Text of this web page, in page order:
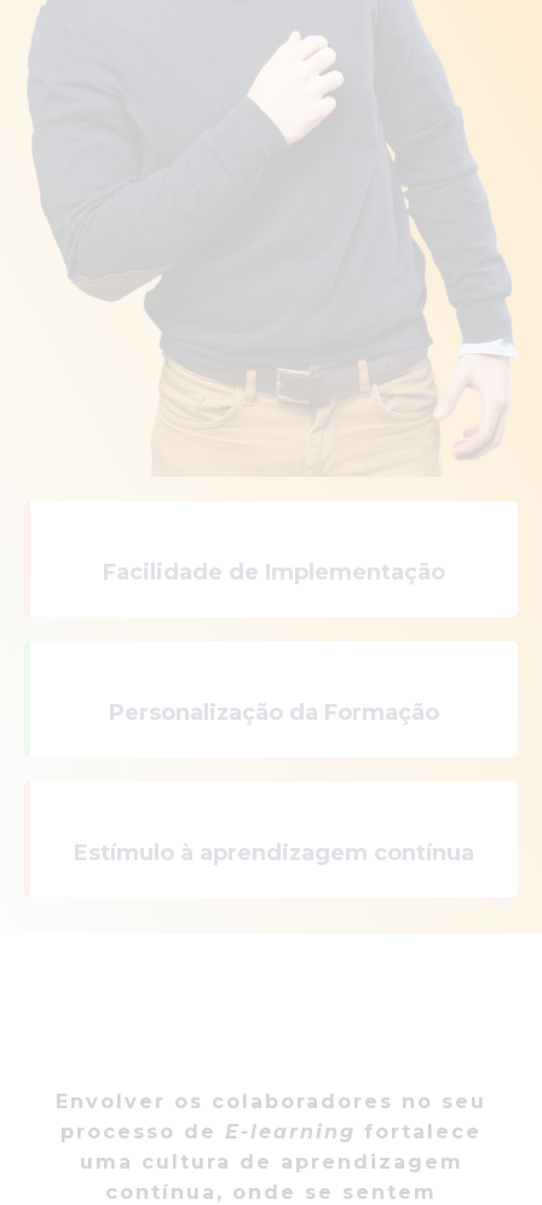
Facilidade de Implementação
Personalização da Formação
Estímulo à aprendizagem contínua
Envolver os colaboradores no seu
processo de E-learning fortalece
uma cultura de aprendizagem
contínua, onde se sentem